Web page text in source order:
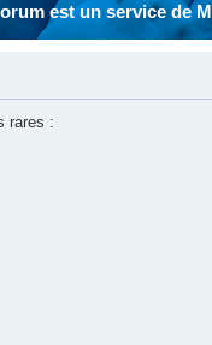
est un service de
rares :